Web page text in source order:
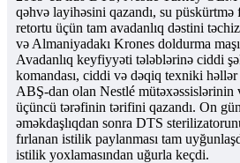
qəhvə layihəsini qazandı, su püskürtmə
retortu üçün tam avadanlıq dəstini
və Almaniyadakı Krones doldurma
Avadanlıq keyfiyyəti tələblərinə ciddi
komandası, ciddi və dəqiq texniki
ABŞ-dan olan Nestlé mütəxəssislərinin
üçüncü tərəfinin tərifini qazandı. On
əməkdaşlıqdan sonra DTS
fırlanan istilik paylanması tam
istilik yoxlamasından uğurla keçdi.